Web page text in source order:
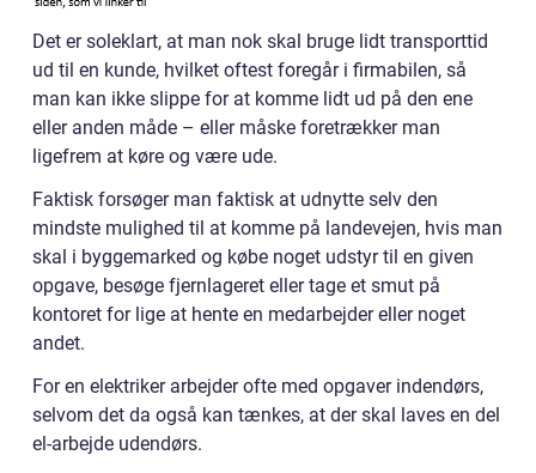
Det er soleklart, at man nok skal bruge lidt transporttid
ud til en kunde, hvilket oftest foregår i firmabilen, så
man kan ikke slippe for at komme lidt ud på den ene
eller anden måde – eller måske foretrækker man
ligefrem at køre og være ude.
Faktisk forsøger man faktisk at udnytte selv den
mindste mulighed til at komme på landevejen, hvis man
skal i byggemarked og købe noget udstyr til en given
opgave, besøge fjernlageret eller tage et smut på
kontoret for lige at hente en medarbejder eller noget
andet.
For en elektriker arbejder ofte med opgaver indendørs,
selvom det da også kan tænkes, at der skal laves en del
el-arbejde udendørs.